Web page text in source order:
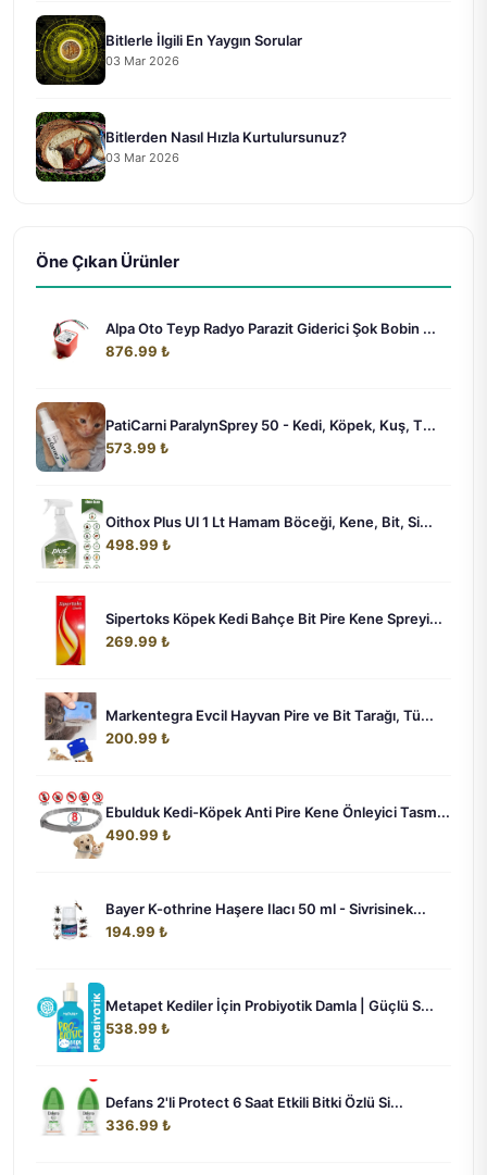
Bitlerle İlgili En Yaygın Sorular
03 Mar 2026
Bitlerden Nasıl Hızla Kurtulursunuz?
03 Mar 2026
Öne Çıkan Ürünler
Alpa Oto Teyp Radyo Parazit Giderici Şok Bobin ...
876.99 ₺
PatiCarni ParalynSprey 50 - Kedi, Köpek, Kuş, T...
573.99 ₺
Oithox Plus Ul 1 Lt Hamam Böceği, Kene, Bit, Si...
498.99 ₺
Sipertoks Köpek Kedi Bahçe Bit Pire Kene Spreyi...
269.99 ₺
Markentegra Evcil Hayvan Pire ve Bit Tarağı, Tü...
200.99 ₺
Ebulduk Kedi-Köpek Anti Pire Kene Önleyici Tasm...
490.99 ₺
Bayer K-othrine Haşere Ilacı 50 ml - Sivrisinek...
194.99 ₺
Metapet Kediler İçin Probiyotik Damla | Güçlü S...
538.99 ₺
Defans 2'li Protect 6 Saat Etkili Bitki Özlü Si...
336.99 ₺